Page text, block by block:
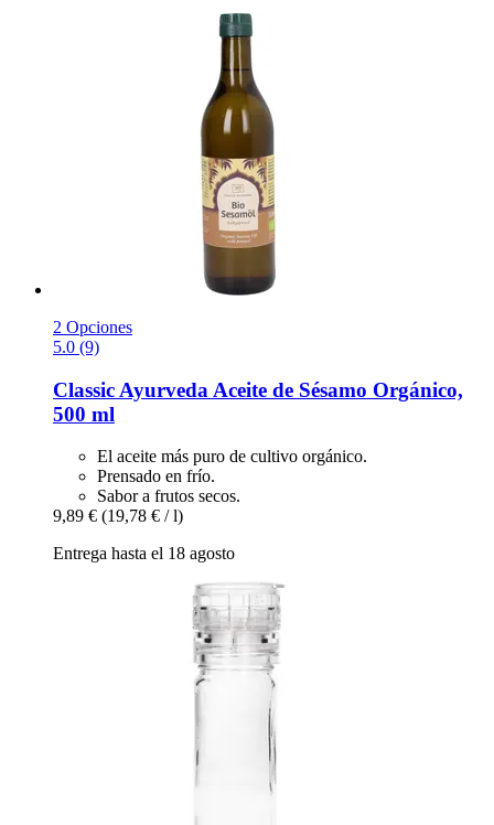
2 Opciones
5.0 (9)
Classic Ayurveda Aceite de Sésamo Orgánico,
500 ml
El aceite más puro de cultivo orgánico.
Prensado en frío.
Sabor a frutos secos.
9,89 € (19,78 € / l)
Entrega hasta el 18 agosto